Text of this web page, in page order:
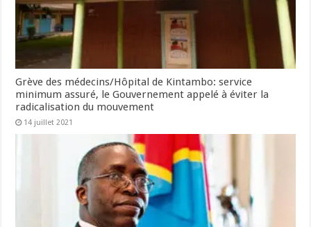
Grève des médecins/Hôpital de Kintambo: service
minimum assuré, le Gouvernement appelé à éviter la
radicalisation du mouvement
14 juillet 2021